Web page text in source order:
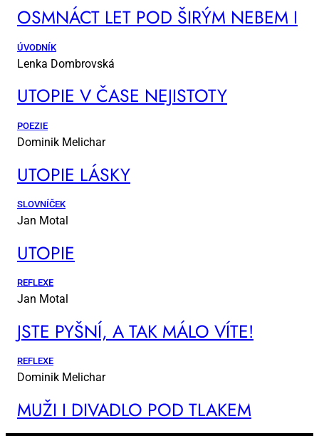
OSM­NÁCT LET POD ŠI­RÝM NE­BEM I
ÚVODNÍK
Lenka Dombrovská
UTO­PIE V ČA­SE NE­JIS­TO­TY
POEZIE
Dominik Melichar
UTO­PIE LÁS­KY
SLOVNÍČEK
Jan Motal
UTO­PIE
REFLEXE
Jan Motal
JSTE PYŠ­NÍ, A TAK MÁ­LO VÍ­TE!
REFLEXE
Dominik Melichar
MUŽI I DI­VA­DLO POD TLA­KEM